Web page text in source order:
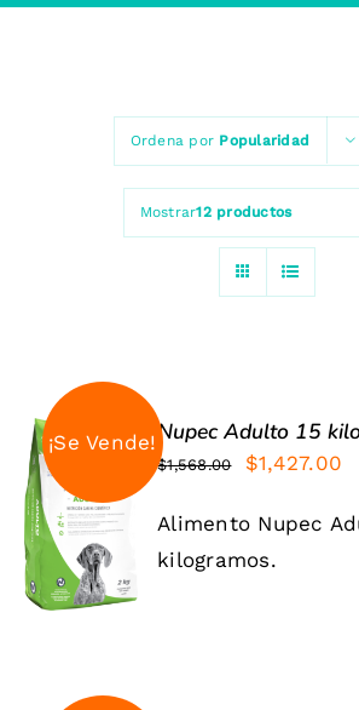
Ordena por Popularidad
Mostrar12 productos
¡Se Vende!
Valorado
con5.00de 5
AÑADIR
AL
CARRITO
/
DETALLES
Nupec Adulto 15
$1,568.00
El
original
era:
$1,427.00
Alimento Nupec
kilogramos.